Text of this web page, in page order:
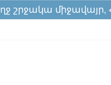
շրջակա